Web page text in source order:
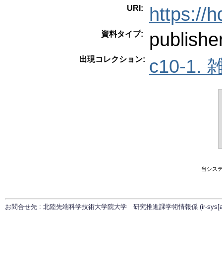
URI: https://
資料タイプ:
出現コレクション: c10-1.
当シス
お問合せ先 : 北陸先端科学技術大学院大学 研究推進課学術情報係 (ir-